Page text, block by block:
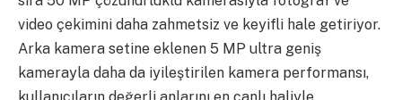
video çekimini daha zahmetsiz ve keyifli hale getiriyor.
Arka kamera setine eklenen 5 MP ultra geniş
kamerayla daha da iyileştirilen kamera performansı,